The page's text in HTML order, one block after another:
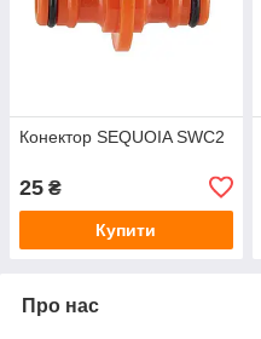
Конектор SEQUOIA SWC2
25 ₴
Купити
Про нас